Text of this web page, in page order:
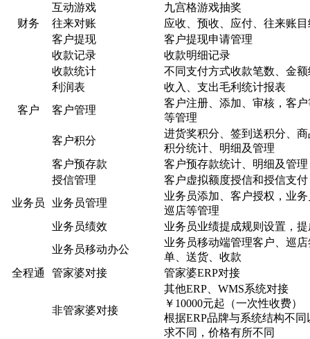
互动游戏
九宫格游戏抽奖
财务
往来对账
应收、预收、应付、往来账
客户提现
客户提现申请管理
收款记录
收款明细记录
收款统计
不同支付方式收款笔数、金
利润表
收入、支出毛利统计报表
客户
客户管理
客户注册、添加、审核，客
等管理
客户积分
进货奖积分、签到送积分、
积分统计、明细及管理
客户预存款
客户预存款统计、明细及管理
授信管理
客户虚拟额度授信和授信支付
业务员
业务员管理
业务员添加、客户授权，业
巡店等管理
业务员绩效
业务员业绩提成规则设置，
业务员移动办公
业务员移动端管理客户、巡
单、送货、收款
全程通
管家婆对接 管家婆ERP对接
非管家婆对接
其他ERP、WMS系统对接
￥10000元起（一次性收费）
根据ERP品牌与系统结构不
求不同，价格有所不同